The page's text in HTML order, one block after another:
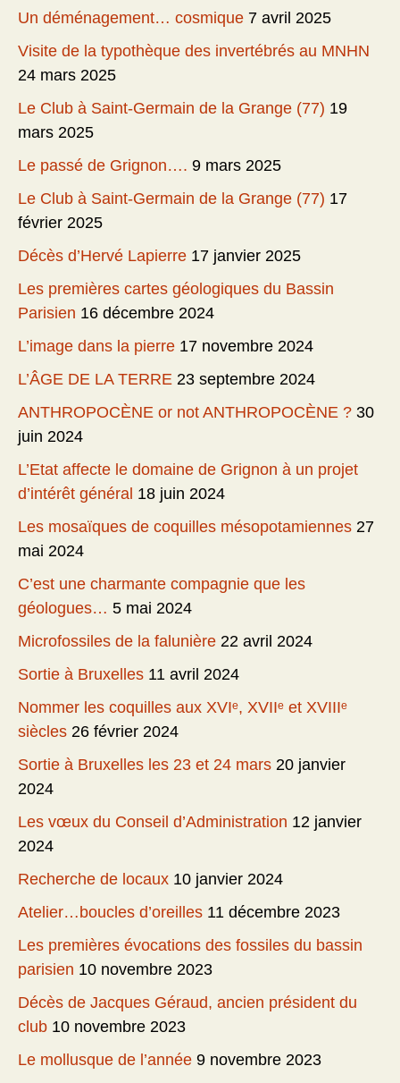
Un déménagement… cosmique 7 avril 2025
Visite de la typothèque des invertébrés au MNHN
24 mars 2025
Le Club à Saint-Germain de la Grange (77) 19
mars 2025
Le passé de Grignon…. 9 mars 2025
Le Club à Saint-Germain de la Grange (77) 17
février 2025
Décès d’Hervé Lapierre 17 janvier 2025
Les premières cartes géologiques du Bassin
Parisien 16 décembre 2024
L’image dans la pierre 17 novembre 2024
L’ÂGE DE LA TERRE 23 septembre 2024
ANTHROPOCÈNE or not ANTHROPOCÈNE ? 30
juin 2024
L’Etat affecte le domaine de Grignon à un projet
d’intérêt général 18 juin 2024
Les mosaïques de coquilles mésopotamiennes 27
mai 2024
C’est une charmante compagnie que les
géologues… 5 mai 2024
Microfossiles de la falunière 22 avril 2024
Sortie à Bruxelles 11 avril 2024
Nommer les coquilles aux XVIᵉ, XVIIᵉ et XVIIIᵉ
siècles 26 février 2024
Sortie à Bruxelles les 23 et 24 mars 20 janvier
2024
Les vœux du Conseil d’Administration 12 janvier
2024
Recherche de locaux 10 janvier 2024
Atelier…boucles d’oreilles 11 décembre 2023
Les premières évocations des fossiles du bassin
parisien 10 novembre 2023
Décès de Jacques Géraud, ancien président du
club 10 novembre 2023
Le mollusque de l’année 9 novembre 2023